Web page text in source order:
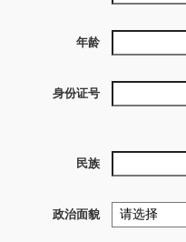
年龄
身份证号
民族
政治面貌